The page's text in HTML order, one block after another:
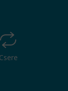
Csere